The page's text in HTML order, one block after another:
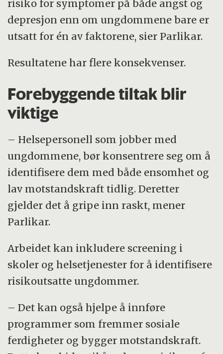
risiko for symptomer på både angst og
depresjon enn om ungdommene bare er
utsatt for én av faktorene, sier Parlikar.
Resultatene har flere konsekvenser.
Forebyggende tiltak blir
viktige
– Helsepersonell som jobber med
ungdommene, bør konsentrere seg om å
identifisere dem med både ensomhet og
lav motstandskraft tidlig. Deretter
gjelder det å gripe inn raskt, mener
Parlikar.
Arbeidet kan inkludere screening i
skoler og helsetjenester for å identifisere
risikoutsatte ungdommer.
– Det kan også hjelpe å innføre
programmer som fremmer sosiale
ferdigheter og bygger motstandskraft.